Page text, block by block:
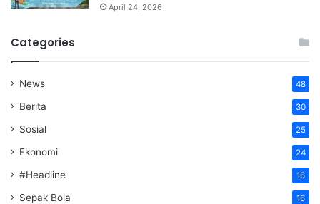
April 24, 2026
Categories
News 48
Berita 30
Sosial 25
Ekonomi 24
#Headline 16
Sepak Bola 16